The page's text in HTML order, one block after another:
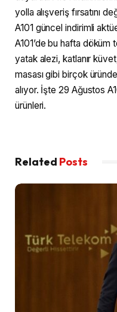
yolla alışveriş fırsatını
A101 güncel indirimli
A101’de bu hafta döküm
yatak alezi, katlanır
masası gibi birçok
alıyor. İşte 29 Ağustos
ürünleri.
Related Posts